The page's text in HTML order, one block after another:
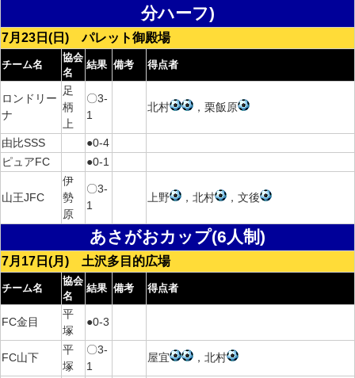
分ハーフ)
7月23日(日) パレット御殿場
チーム名
協会
名
結果 備考 得点者
ロンドリー
ナ
足
柄
上
〇3-
1
北村 ，栗飯原
由比SSS
●0-4
ピュアFC
●0-1
山王JFC
伊
勢
原
〇3-
1
上野 ，北村 ，文後
あさがおカップ(6人制)
7月17日(月) 土沢多目的広場
チーム名
協会
名
結果 備考 得点者
FC金目
平
塚
●0-3
FC山下
平
塚
〇3-
1
屋宜 ，北村